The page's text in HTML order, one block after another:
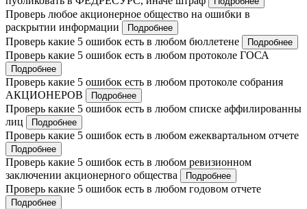
Проверь любое акционерное общество на ошибки в
раскрытии информации
Подробнее
Проверь какие 5 ошибок есть в любом бюллетене Подробнее
Проверь какие 5 ошибок есть в любом протоколе ГОСА
Подробнее
Проверь какие 5 ошибок есть в любом протоколе собрания
АКЦИОНЕРОВ
Подробнее
Проверь какие 5 ошибок есть в любом списке аффилированны
лиц
Подробнее
Проверь какие 5 ошибок есть в любом ежеквартальном отчете
Подробнее
Проверь какие 5 ошибок есть в любом ревизионном
заключении акционерного общества
Подробнее
Проверь какие 5 ошибок есть в любом годовом отчете
Подробнее